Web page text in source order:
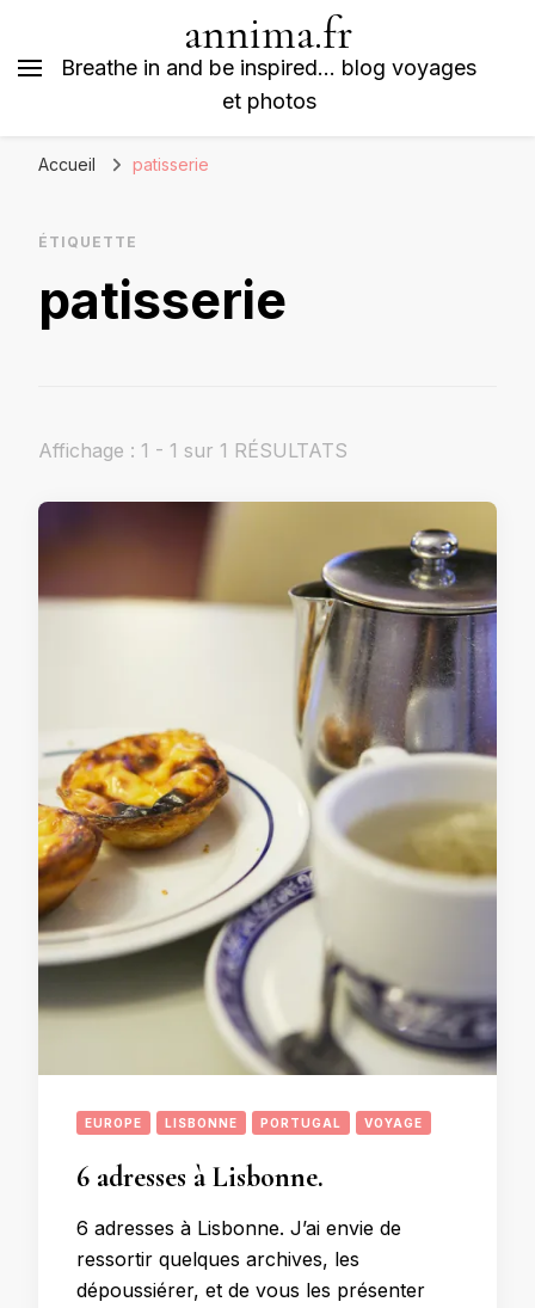
annima.fr
Breathe in and be inspired… blog voyages
et photos
Accueil patisserie
ÉTIQUETTE
patisserie
Affichage : 1 - 1 sur 1 RÉSULTATS
EUROPE LISBONNE PORTUGAL VOYAGE
6 adresses à Lisbonne.
6 adresses à Lisbonne. J’ai envie de
ressortir quelques archives, les
dépoussiérer, et de vous les présenter